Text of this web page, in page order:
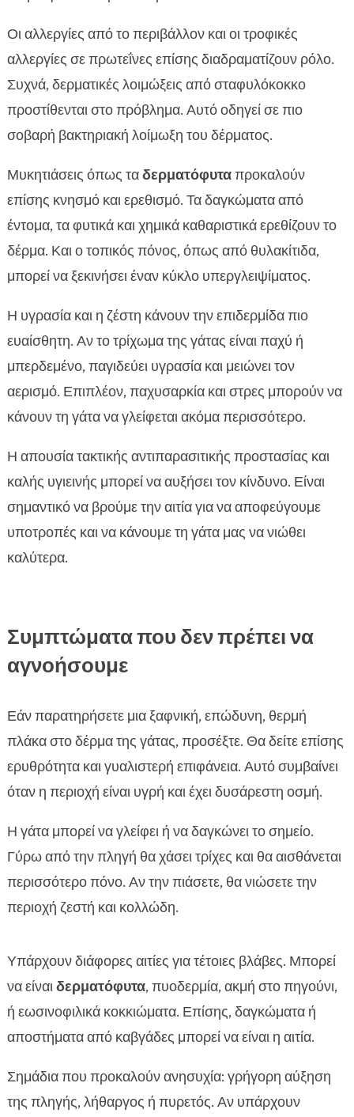
Οι αλλεργίες από το περιβάλλον και οι τροφικές
αλλεργίες σε πρωτεΐνες επίσης διαδραματίζουν ρόλο.
Συχνά, δερματικές λοιμώξεις από σταφυλόκοκκο
προστίθενται στο πρόβλημα. Αυτό οδηγεί σε πιο
σοβαρή βακτηριακή λοίμωξη του δέρματος.
Μυκητιάσεις όπως ταδερματόφυταπροκαλούν
επίσης κνησμό και ερεθισμό. Τα δαγκώματα από
έντομα, τα φυτικά και χημικά καθαριστικά ερεθίζουν το
δέρμα. Και ο τοπικός πόνος, όπως από θυλακίτιδα,
μπορεί να ξεκινήσει έναν κύκλο υπεργλειψίματος.
Η υγρασία και η ζέστη κάνουν την επιδερμίδα πιο
ευαίσθητη. Αν το τρίχωμα της γάτας είναι παχύ ή
μπερδεμένο, παγιδεύει υγρασία και μειώνει τον
αερισμό. Επιπλέον, παχυσαρκία και στρες μπορούν να
κάνουν τη γάτα να γλείφεται ακόμα περισσότερο.
Η απουσία τακτικής αντιπαρασιτικής προστασίας και
καλής υγιεινής μπορεί να αυξήσει τον κίνδυνο. Είναι
σημαντικό να βρούμε την αιτία για να αποφεύγουμε
υποτροπές και να κάνουμε τη γάτα μας να νιώθει
καλύτερα.
Συμπτώματα που δεν πρέπει να
αγνοήσουμε
Εάν παρατηρήσετε μια ξαφνική, επώδυνη, θερμή
πλάκα στο δέρμα της γάτας, προσέξτε. Θα δείτε επίσης
ερυθρότητα και γυαλιστερή επιφάνεια. Αυτό συμβαίνει
όταν η περιοχή είναι υγρή και έχει δυσάρεστη οσμή.
Η γάτα μπορεί να γλείφει ή να δαγκώνει το σημείο.
Γύρω από την πληγή θα χάσει τρίχες και θα αισθάνεται
περισσότερο πόνο. Αν την πιάσετε, θα νιώσετε την
περιοχή ζεστή και κολλώδη.
Υπάρχουν διάφορες αιτίες για τέτοιες βλάβες. Μπορεί
να είναιδερματόφυτα, πυοδερμία, ακμή στο πηγούνι,
ή εωσινοφιλικά κοκκιώματα. Επίσης, δαγκώματα ή
αποστήματα από καβγάδες μπορεί να είναι η αιτία.
Σημάδια που προκαλούν ανησυχία: γρήγορη αύξηση
της πληγής, λήθαργος ή πυρετός. Αν υπάρχουν